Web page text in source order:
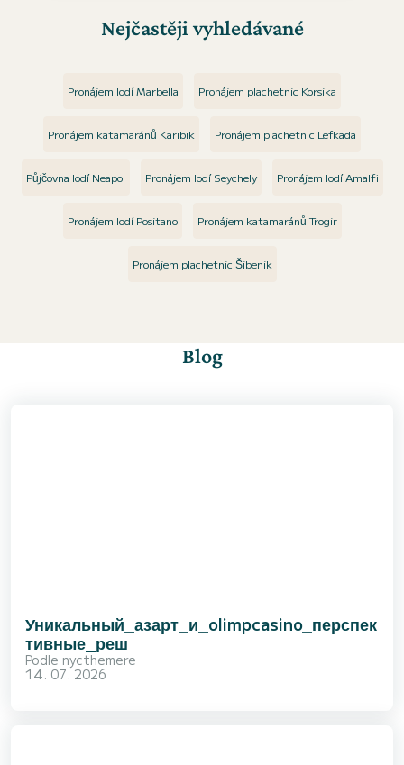
Nejčastěji vyhledávané
Pronájem lodí Marbella Pronájem plachetnic Korsika
Pronájem katamaránů Karibik Pronájem plachetnic Lefkada
Půjčovna lodí Neapol Pronájem lodí Seychely Pronájem lodí Amalfi
Pronájem lodí Positano Pronájem katamaránů Trogir
Pronájem plachetnic Šibenik
Blog
Уникальный_азарт_и_olimpcasino_перспек
тивные_реш
Podle nycthemere
14. 07. 2026